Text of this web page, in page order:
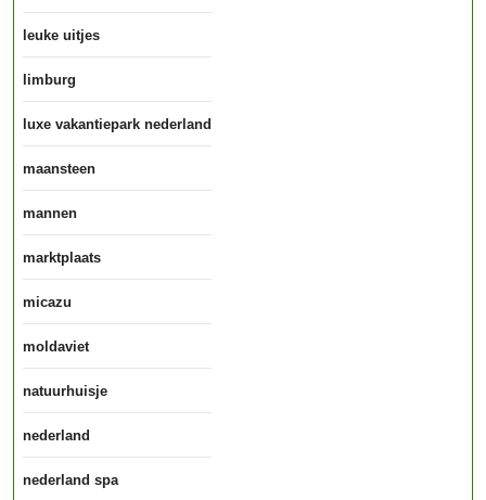
leuke uitjes
limburg
luxe vakantiepark nederland
maansteen
mannen
marktplaats
micazu
moldaviet
natuurhuisje
nederland
nederland spa